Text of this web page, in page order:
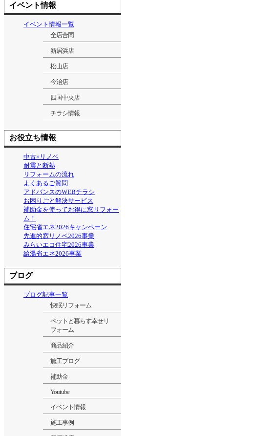
イベント情報
イベント情報一覧
全店合同
新居浜店
松山店
今治店
四国中央店
チラシ情報
お役立ち情報
中古×リノベ
耐震と断熱
リフォームの流れ
よくあるご質問
アドバンスのWEBチラシ
お困りごと解決サービス
補助金を使ってお得に窓リフォー
ム！
住宅省エネ2026キャンペーン
先進的窓リノベ2026事業
みらいエコ住宅2026事業
給湯省エネ2026事業
ブログ
ブログ記事一覧
快眠リフォーム
ペットと暮らす幸せリ
フォーム
商品紹介
施工ブログ
補助金
Youtube
イベント情報
施工事例